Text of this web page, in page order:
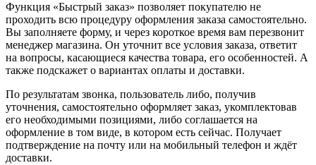
Функция «Быстрый заказ» позволяет покупателю не
проходить всю процедуру оформления заказа самостоятельно.
Вы заполняете форму, и через короткое время вам перезвонит
менеджер магазина. Он уточнит все условия заказа, ответит
на вопросы, касающиеся качества товара, его особенностей. А
также подскажет о вариантах оплаты и доставки.
По результатам звонка, пользователь либо, получив
уточнения, самостоятельно оформляет заказ, укомплектовав
его необходимыми позициями, либо соглашается на
оформление в том виде, в котором есть сейчас. Получает
подтверждение на почту или на мобильный телефон и ждёт
доставки.